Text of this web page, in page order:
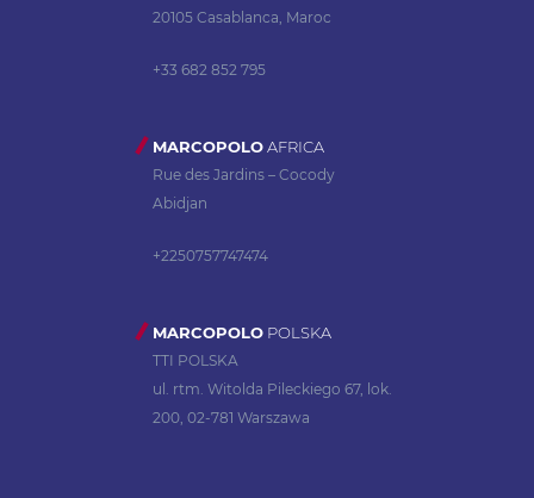
20105 Casablanca, Maroc
+33 682 852 795
MARCOPOLOAFRICA
Rue des Jardins – Cocody
Abidjan
+2250757747474
MARCOPOLO POLSKA
TTI POLSKA
ul. rtm. Witolda Pileckiego 67, lok.
200, 02-781 Warszawa